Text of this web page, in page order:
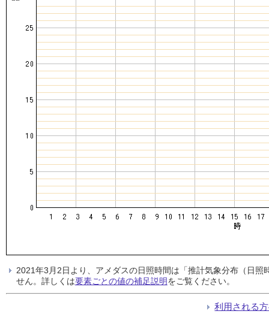
2021年3月2日より、アメダスの日照時間は「推計気象分布（日
せん。詳しくは要素ごとの値の補足説明をご覧ください。
利用される